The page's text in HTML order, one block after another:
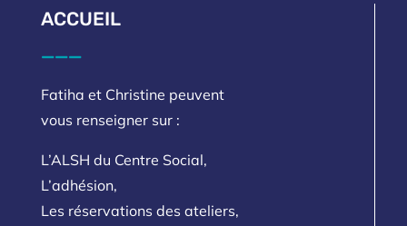
ACCUEIL
___
Fatiha et Christine peuvent
vous renseigner sur :
L’ALSH du Centre Social,
L’adhésion,
Les réservations des ateliers,